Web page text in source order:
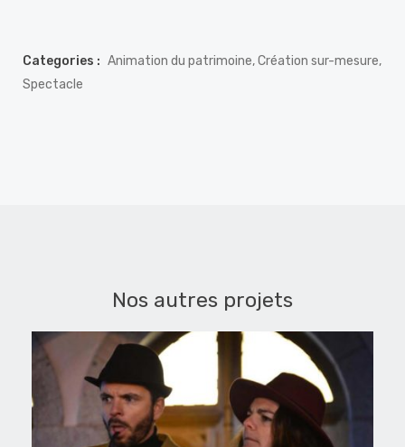
Categories : Animation du patrimoine, Création sur-mesure,
Spectacle
Nos autres projets